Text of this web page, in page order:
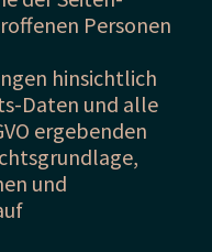
Personen
hinsichtlich
Daten und alle
ergebenden
und